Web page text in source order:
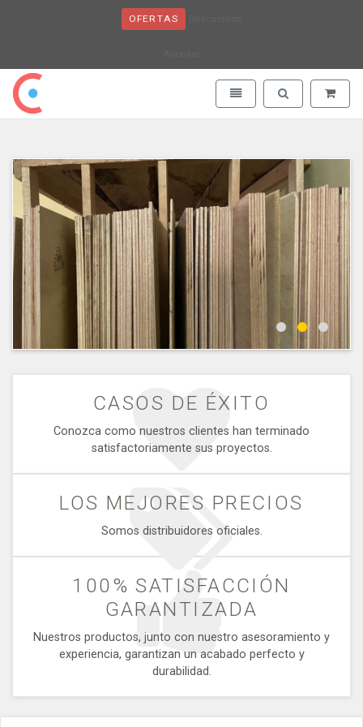
OFERTAS
Toggle navigation
Toggle search
CASOS DE ÉXITO
Conozca como nuestros clientes han terminado
satisfactoriamente sus proyectos.
LOS MEJORES PRECIOS
Somos distribuidores oficiales.
100% SATISFACCIÓN
GARANTIZADA
Nuestros productos, junto con nuestro asesoramiento y
experiencia, garantizan un acabado perfecto y
durabilidad.